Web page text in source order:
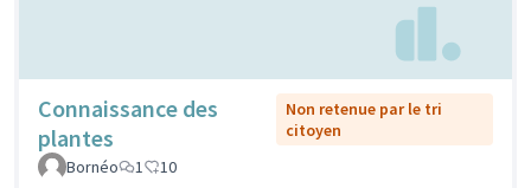
Connaissance des
plantes
Non retenue par le tri
citoyen
Bornéo
1 10